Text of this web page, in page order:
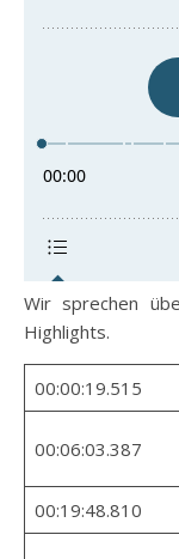
Wir sprechen über die SPIEL 24 in Essen und unsere
Highlights.
00:00:19.515
00:06:03.387
00:19:48.810